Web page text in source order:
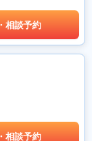
相談予約
相談予約